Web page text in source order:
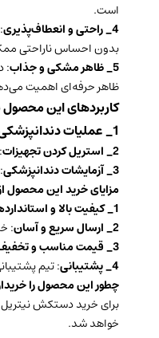
است.
4_ راحتی و انعطاف‌پذیری
بدون احساس ناراحتی
5_ ظاهر مشکی و جذاب
:
ظاهر حرفه‌ای اهمیت
کاربردهای این
1_ عملیات دندانپزشکی
2_ استریل کردن تجهیزات
3_ آزمایشات دندانپزشکی
مزایای خرید این محصول
1_ کیفیت بالا و استانداردهای جهانی
2_ ارسال سریع و آسان
:
3_ قیمت مناسب و تخفیف‌های ویژه
4_ پشتیبانی
: تیم
چطور این محصول را
برای خرید دستکش
خواهد شد.